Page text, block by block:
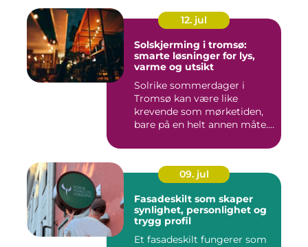
12. jul
Solskjerming i tromsø:
smarte løsninger for lys,
varme og utsikt
Solrike sommerdager i
Tromsø kan være like
krevende som mørketiden,
bare på en helt annen måte.
09. jul
Fasadeskilt som skaper
synlighet, personlighet og
trygg profil
Et fasadeskilt fungerer som